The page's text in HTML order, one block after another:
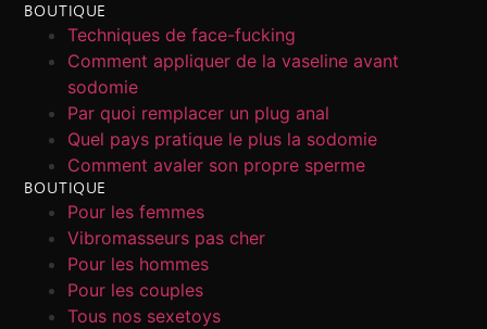
BOUTIQUE
Techniques de face-fucking
Comment appliquer de la vaseline avant
sodomie
Par quoi remplacer un plug anal
Quel pays pratique le plus la sodomie
Comment avaler son propre sperme
BOUTIQUE
Pour les femmes
Vibromasseurs pas cher
Pour les hommes
Pour les couples
Tous nos sexetoys